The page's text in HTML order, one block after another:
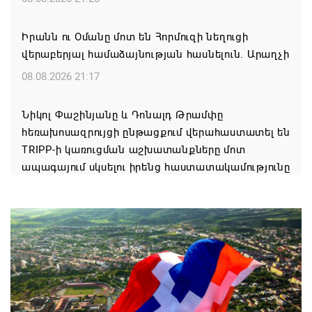
Իրանն ու Օմանը մոտ են Հորմուզի նեղուցի
վերաբերյալ համաձայնության հասնելուն. Արաղչի
08.08.2026 21:17
Նիկոլ Փաշինյանը և Դոնալդ Թրամփը
հեռախոսազրույցի ընթացքում վերահաստատել են
TRIPP-ի կառուցման աշխատանքները մոտ
ապագայում սկսելու իրենց հաստատակամությունը
Փաշինյանն ու Ալիևը հեռախոսազրույց են ունեցել․
քննարկվել է TRIPP երթուղու նախագծի
իրականացումը
08.08.2026 12:32